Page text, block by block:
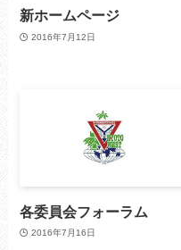
新ホームページ
2016年7月12日
各委員会フォーラム
2016年7月16日